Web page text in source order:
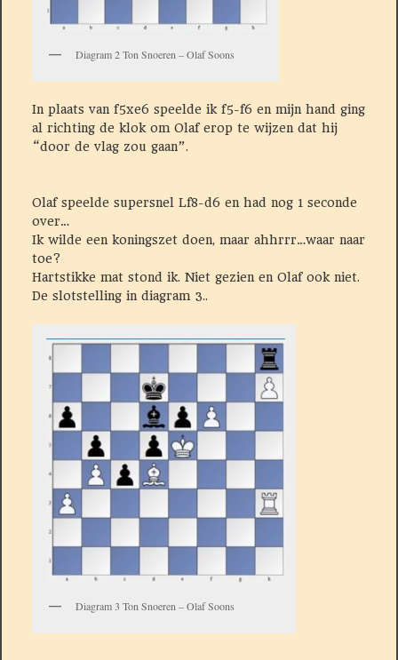
Diagram 2 Ton Snoeren – Olaf Soons
In plaats van f5xe6 speelde ik f5-f6 en mijn hand ging
al richting de klok om Olaf erop te wijzen dat hij
“door de vlag zou gaan”.
Olaf speelde supersnel Lf8-d6 en had nog 1 seconde
over…
Ik wilde een koningszet doen, maar ahhrrr…waar naar
toe?
Hartstikke mat stond ik. Niet gezien en Olaf ook niet.
De slotstelling in diagram 3..
Diagram 3 Ton Snoeren – Olaf Soons